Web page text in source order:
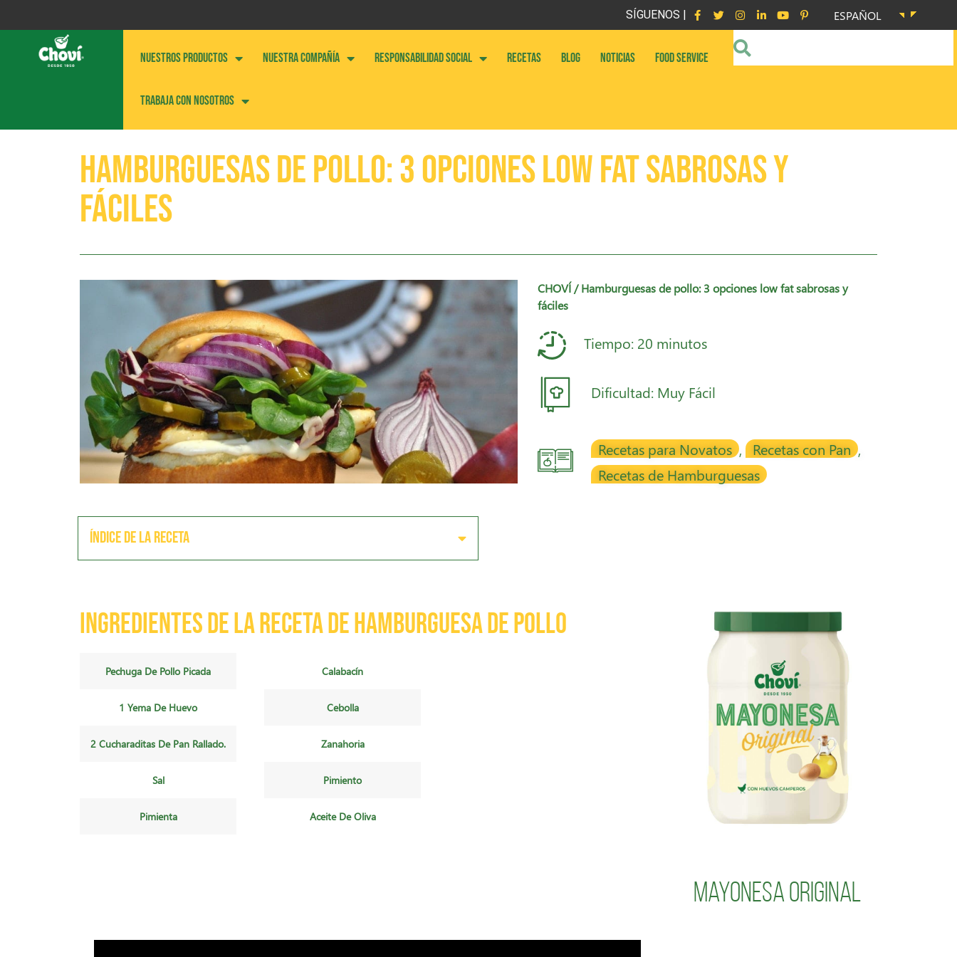
SÍGUENOS | ESPAÑOL
NUESTROS PRODUCTOS NUESTRA COMPAÑÍA RESPONSABILIDAD SOCIAL RECETAS BLOG NOTICIAS FOOD SERVICE
Trabaja con nosotros
Hamburguesas de pollo: 3 opciones low fat sabrosas y
fáciles
CHOVÍ / Hamburguesas de pollo: 3 opciones low fat sabrosas y
fáciles
Tiempo: 20 minutos
Dificultad: Muy Fácil
Recetas para Novatos , Recetas con Pan ,
Recetas de Hamburguesas
Índice de la receta
Ingredientes de la receta de Hamburguesa de Pollo
Pechuga De Pollo Picada
1 Yema De Huevo
2 Cucharaditas De Pan Rallado.
Sal
Pimienta
Calabacín
Cebolla
Zanahoria
Pimiento
Aceite De Oliva
Mayonesa Original